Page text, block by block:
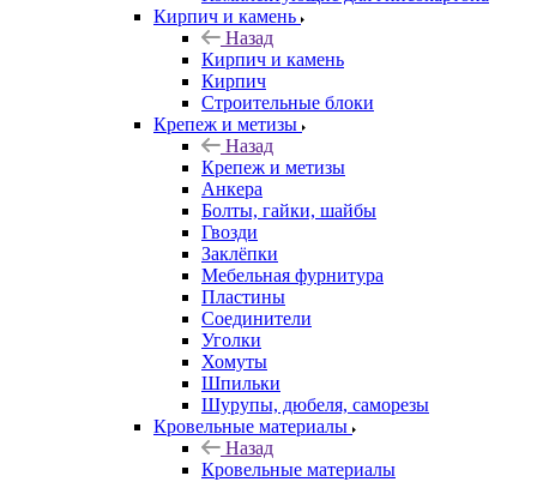
Кирпич и камень
Назад
Кирпич и камень
Кирпич
Строительные блоки
Крепеж и метизы
Назад
Крепеж и метизы
Анкера
Болты, гайки, шайбы
Гвозди
Заклёпки
Мебельная фурнитура
Пластины
Соединители
Уголки
Хомуты
Шпильки
Шурупы, дюбеля, саморезы
Кровельные материалы
Назад
Кровельные материалы